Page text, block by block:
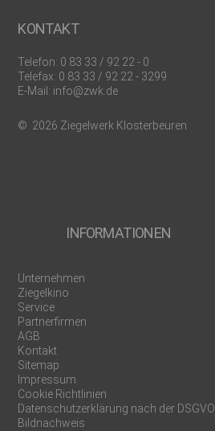
KONTAKT
Telefon: 0 83 33 / 92 22 - 0
Telefax: 0 83 33 / 92 22 - 3299
E-Mail: info@zwk.de
© 2026 Ziegelwerk Klosterbeuren
INFORMATIONEN
Unternehmen
Ziegelkino
Service
Partnerfirmen
AGB
Kontakt
Sitemap
Impressum
Cookie Richtlinien
Datenschutzerklärung nach der DSGVO
Bildnachweis